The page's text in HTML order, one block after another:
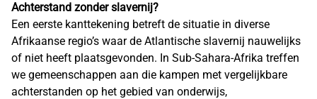
Achterstand zonder slavernij?
Een eerste kanttekening betreft de situatie in diverse
Afrikaanse regio’s waar de Atlantische slavernij nauwelijks
of niet heeft plaatsgevonden. In Sub-Sahara-Afrika treffen
we gemeenschappen aan die kampen met vergelijkbare
achterstanden op het gebied van onderwijs,